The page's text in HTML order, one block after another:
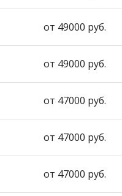
от 49000 руб.
от 49000 руб.
от 47000 руб.
от 47000 руб.
от 47000 руб.